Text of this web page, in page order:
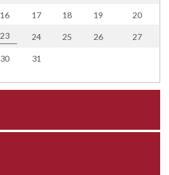
16 17 18 19 20
23 24 25 26 27
30 31